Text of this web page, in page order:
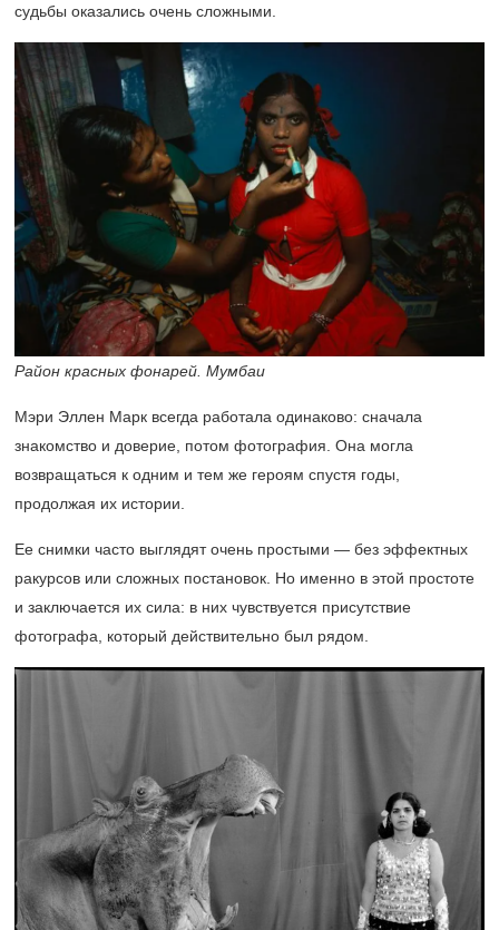
судьбы оказались очень сложными.
Район красных фонарей. Мумбаи
Мэри Эллен Марк всегда работала одинаково: сначала
знакомство и доверие, потом фотография. Она могла
возвращаться к одним и тем же героям спустя годы,
продолжая их истории.
Ее снимки часто выглядят очень простыми — без эффектных
ракурсов или сложных постановок. Но именно в этой простоте
и заключается их сила: в них чувствуется присутствие
фотографа, который действительно был рядом.